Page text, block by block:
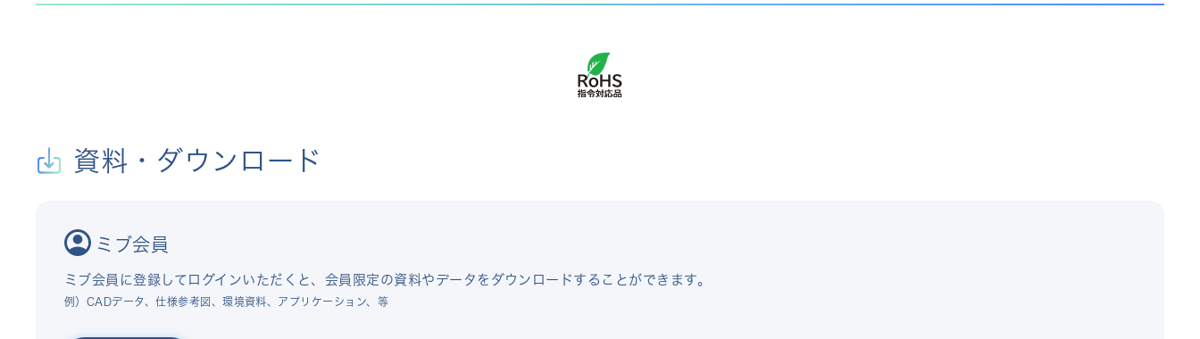
資料・ダウンロード
ミブ会員
ミブ会員に登録してログインいただくと、会員限定の資料やデータをダウンロードすることができます。
例）CADデータ、仕様参考図、環境資料、アプリケーション、等